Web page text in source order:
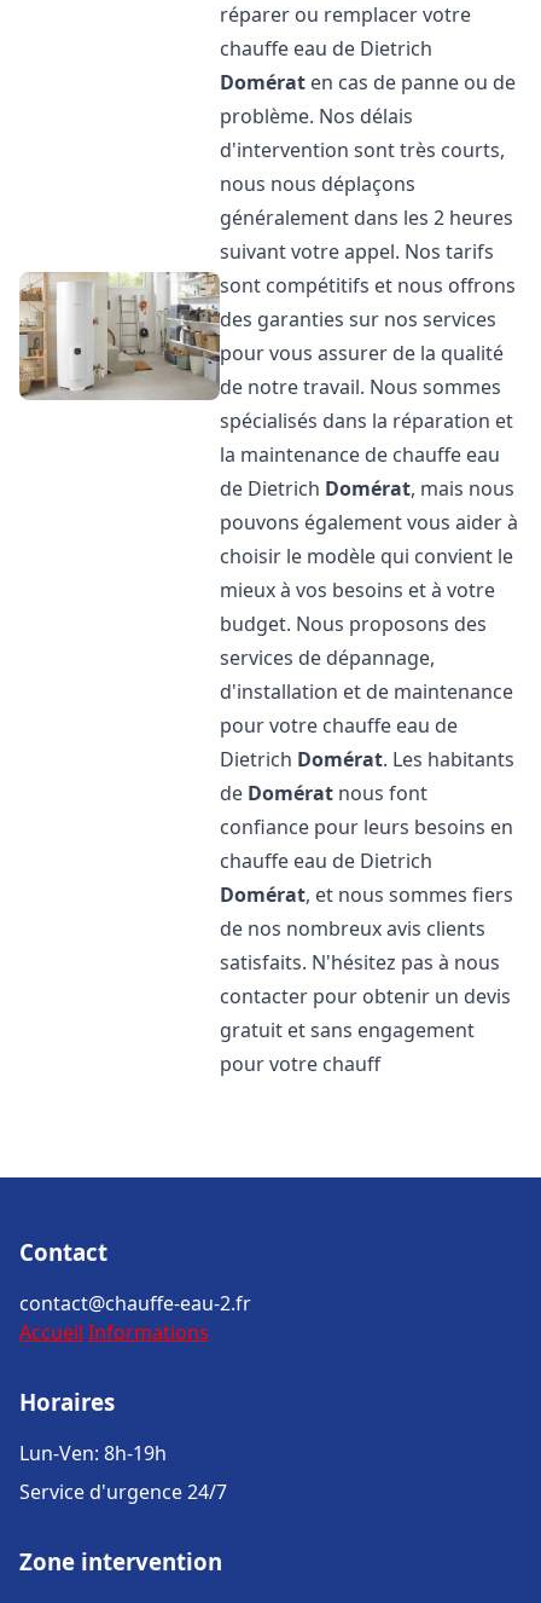
réparer ou remplacer votre
chauffe eau de Dietrich
Domérat en cas de panne ou de
problème. Nos délais
d'intervention sont très courts,
nous nous déplaçons
généralement dans les 2 heures
suivant votre appel. Nos tarifs
sont compétitifs et nous offrons
des garanties sur nos services
pour vous assurer de la qualité
de notre travail. Nous sommes
spécialisés dans la réparation et
la maintenance de chauffe eau
de Dietrich Domérat, mais nous
pouvons également vous aider à
choisir le modèle qui convient le
mieux à vos besoins et à votre
budget. Nous proposons des
services de dépannage,
d'installation et de maintenance
pour votre chauffe eau de
Dietrich Domérat. Les habitants
de Domérat nous font
confiance pour leurs besoins en
chauffe eau de Dietrich
Domérat, et nous sommes fiers
de nos nombreux avis clients
satisfaits. N'hésitez pas à nous
contacter pour obtenir un devis
gratuit et sans engagement
pour votre chauff
Contact
contact@chauffe-eau-2.fr
Accueil Informations
Horaires
Lun-Ven: 8h-19h
Service d'urgence 24/7
Zone intervention